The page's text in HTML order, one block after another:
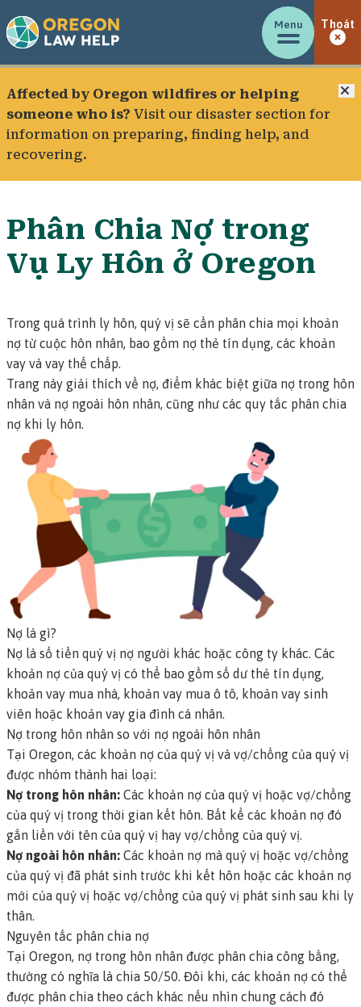
Menu Thoát
Affected by Oregon wildfires or helping
someone who is? Visit our disaster section for
information on preparing, finding help, and
recovering.
Phân Chia Nợ trong
Vụ Ly Hôn ở Oregon
Trong quá trình ly hôn, quý vị sẽ cần phân chia mọi khoản
nợ từ cuộc hôn nhân, bao gồm nợ thẻ tín dụng, các khoản
vay và vay thế chấp.
Trang này giải thích về nợ, điểm khác biệt giữa nợ trong hôn
nhân và nợ ngoài hôn nhân, cũng như các quy tắc phân chia
nợ khi ly hôn.
Nợ là gì?
Nợ là số tiền quý vị nợ người khác hoặc công ty khác. Các
khoản nợ của quý vị có thể bao gồm số dư thẻ tín dụng,
khoản vay mua nhà, khoản vay mua ô tô, khoản vay sinh
viên hoặc khoản vay gia đình cá nhân.
Nợ trong hôn nhân so với nợ ngoài hôn nhân
Tại Oregon, các khoản nợ của quý vị và vợ/chồng của quý vị
được nhóm thành hai loại:
Nợ trong hôn nhân: Các khoản nợ của quý vị hoặc vợ/chồng
của quý vị trong thời gian kết hôn. Bất kể các khoản nợ đó
gắn liền với tên của quý vị hay vợ/chồng của quý vị.
Nợ ngoài hôn nhân: Các khoản nợ mà quý vị hoặc vợ/chồng
của quý vị đã phát sinh trước khi kết hôn hoặc các khoản nợ
mới của quý vị hoặc vợ/chồng của quý vị phát sinh sau khi ly
thân.
Nguyên tắc phân chia nợ
Tại Oregon, nợ trong hôn nhân được phân chia công bằng,
thường có nghĩa là chia 50/50. Đôi khi, các khoản nợ có thể
được phân chia theo cách khác nếu nhìn chung cách đó